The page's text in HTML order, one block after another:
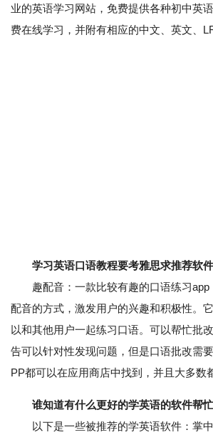
业的英语学习网站，免费提供各种初中英
费在线学习，并附有相应的中文、英文、
学习英语口语教程要考雅思求推荐软
趣配音：一款比较有趣的口语练习app
配音的方式，激发用户的兴趣和积极性。
以和其他用户一起练习口语。可以帮忙批
告可以针对性发现问题，但是口语批改需
PP都可以在应用商店中找到，并且大多数
谁知道有什么更好的学英语的软件帮
以下是一些被推荐的学英语软件：掌中